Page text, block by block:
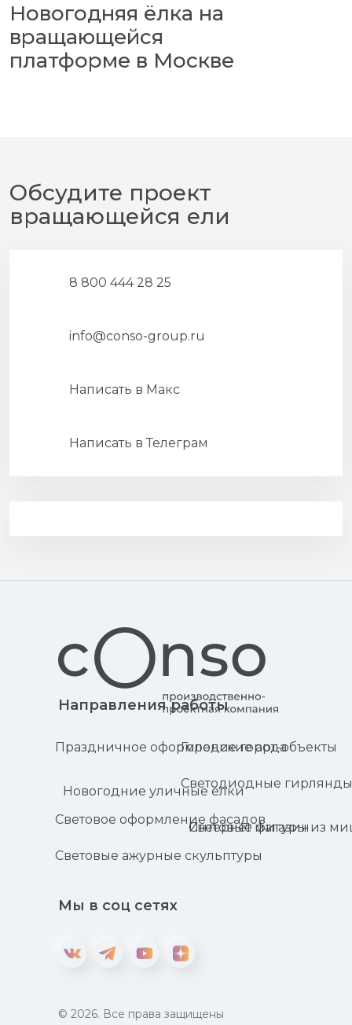
Новогодняя ёлка на
вращающейся
платформе в Москве
Обсудите проект
вращающейся ели
8 800 444 28 25
info@conso-group.ru
Написать в Макс
Написать в Телеграм
© 2026. Все права защищены
Направления работы
Праздничное оформление города
Новогодние уличные ёлки
Световое оформление фасадов
Световые ажурные скульптуры
Городские арт-объекты
Светодиодные гирлянды
Световые фигуры из
Интернет магазин
Мы в соц сетях